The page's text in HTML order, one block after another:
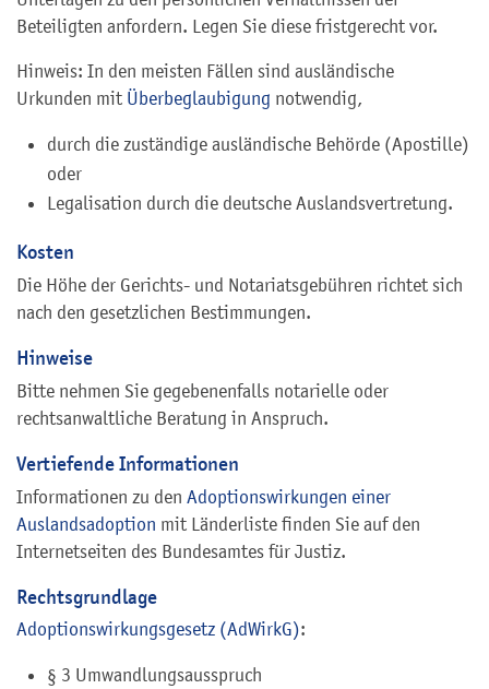
Beteiligten anfordern. Legen Sie diese fristgerecht vor.
Hinweis: In den meisten Fällen sind ausländische
Urkunden mit Überbeglaubigung notwendig,
durch die zuständige ausländische Behörde (Apostille)
oder
Legalisation durch die deutsche Auslandsvertretung.
Kosten
Die Höhe der Gerichts- und Notariatsgebühren richtet sich
nach den gesetzlichen Bestimmungen.
Hinweise
Bitte nehmen Sie gegebenenfalls notarielle oder
rechtsanwaltliche Beratung in Anspruch.
Vertiefende Informationen
Informationen zu den Adoptionswirkungen einer
Auslandsadoption mit Länderliste finden Sie auf den
Internetseiten des Bundesamtes für Justiz.
Rechtsgrundlage
Adoptionswirkungsgesetz (AdWirkG):
§ 3 Umwandlungsausspruch